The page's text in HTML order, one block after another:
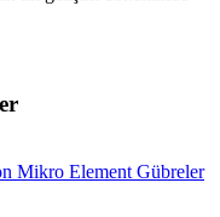
Mikro Element Gübreler